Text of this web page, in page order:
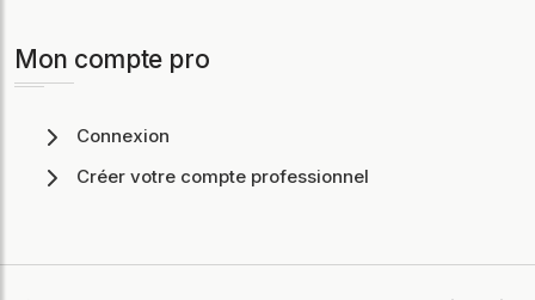
Mon compte pro
Connexion
Créer votre compte professionnel